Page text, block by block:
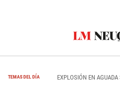
TEMAS DEL DÍA EXPLOSIÓN EN AGUADA